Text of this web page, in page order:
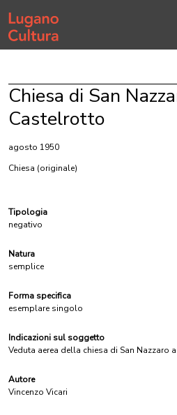
Home page
Chiesa di San
Castelrotto
agosto 1950
Chiesa (originale)
Tipologia
negativo
Natura
semplice
Forma specifica
esemplare singolo
Indicazioni sul soggetto
Veduta aerea della chiesa di San Nazzaro
Autore
Vincenzo Vicari